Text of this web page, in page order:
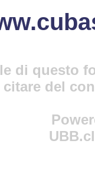
di questo
del